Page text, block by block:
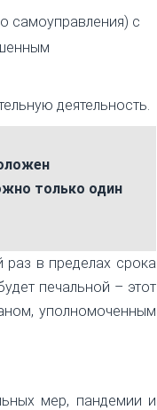
самоуправления) с
деятельность.
только один
раз в пределах срока
печальной – этот
уполномоченным
мер, пандемии и